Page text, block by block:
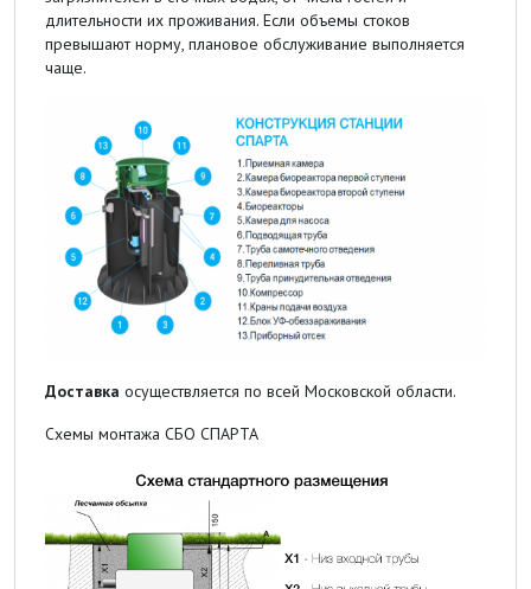
длительности их проживания. Если объемы стоков
превышают норму, плановое обслуживание выполняется
чаще.
Доставка осуществляется по всей Московской области.
Схемы монтажа СБО СПАРТА